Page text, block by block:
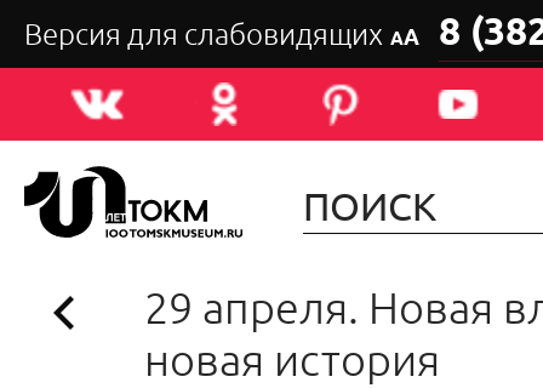
Версия для слабовидящих АА 8
29 апреля. Новая
новая история